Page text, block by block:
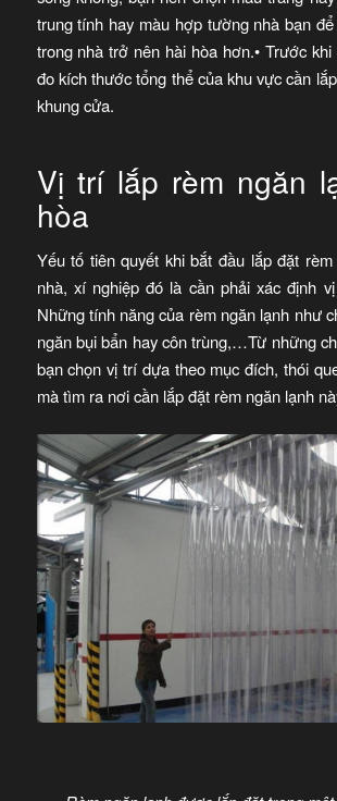
trung tính hay màu hợp tường nhà bạn
trong nhà trở nên hài hòa hơn.• Trước
đo kích thước tổng thể của khu vực cần
khung cửa.
Vị trí lắp rèm ngăn
hòa
Yếu tố tiên quyết khi bắt đầu lắp đặt
nhà, xí nghiệp đó là cần phải xác định
Những tính năng của rèm ngăn lạnh như
ngăn bụi bẩn hay côn trùng,…Từ những
bạn chọn vị trí dựa theo mục đích, thói
mà tìm ra nơi cần lắp đặt rèm ngăn lạnh